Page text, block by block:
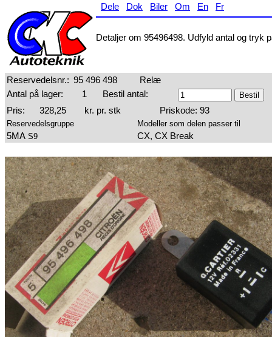
Dele Dok Biler Om En Fr
Detaljer om 95496498. Udfyld antal og tryk
Reservedelsnr.: 95 496 498
Relæ
Antal på lager:
1
Bestil antal:
Pris:
328,25 kr. pr. stk Priskode: 93
Reservedelsgruppe Modeller som delen passer til
5MA S9 CX, CX Break